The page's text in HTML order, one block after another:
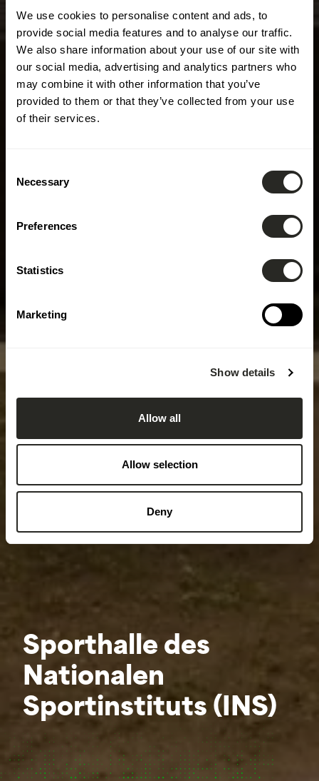
We use cookies to personalise content and ads, to
provide social media features and to analyse our traffic.
We also share information about your use of our site with
our social media, advertising and analytics partners who
may combine it with other information that you’ve
provided to them or that they’ve collected from your use
of their services.
Selection
Necessary
Preferences
Statistics
Marketing
Show details
Allow all
Allow selection
Deny
Sporthalle des
Nationalen
Sportinstituts (INS)